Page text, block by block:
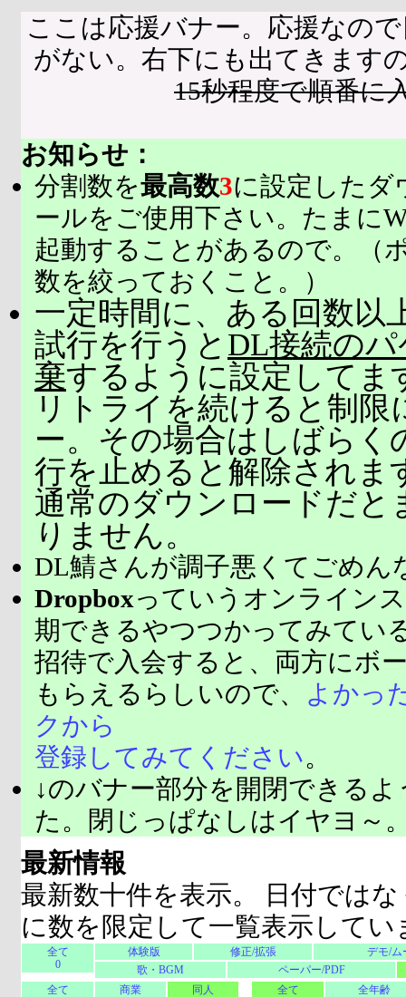
ここは応援バナー。応援なの
がない。右下にも出てきます
15秒程度で順番に
お知らせ：
分割数を最高数3に設定したダ
ールをご使用下さい。たまに
起動することがあるので。（
数を絞っておくこと。）
一定時間に、ある回数以
試行を行うと DL接続の
棄するように設定してま
リトライを続けると制限
ー。その場合はしばらく
行を止めると解除されま
通常のダウンロードだと
りません。
DL鯖さんが調子悪くてごめん
Dropboxっていうオンライン
期できるやつつかってみてい
招待で入会すると、両方にボ
もらえるらしいので、
よかっ
クから
登録してみてください。
↓のバナー部分を開閉できる
た。閉じっぱなしはイヤヨ～
最新情報
最新数十件を表示。 日付では
に数を限定して一覧表示してい
全て
0
体験版 修正/拡張
デモ/ム
歌・BGM
ペーパー/PDF
全て
商業 同人 全て 全年齢